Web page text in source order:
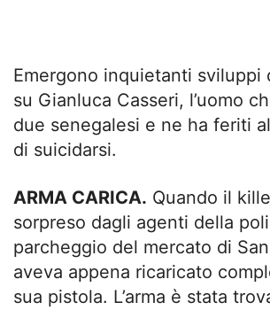
Emergono inquietanti sviluppi
su Gianluca Casseri, l’uomo
due senegalesi e ne ha feriti
di suicidarsi.
ARMA CARICA. Quando il
sorpreso dagli agenti della
parcheggio del mercato di
aveva appena ricaricato
sua pistola. L’arma è stata